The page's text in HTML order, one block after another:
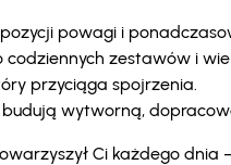
powagi i
codziennych zestawów i
przyciąga spojrzenia.
wytworną,
Ci każdego dnia